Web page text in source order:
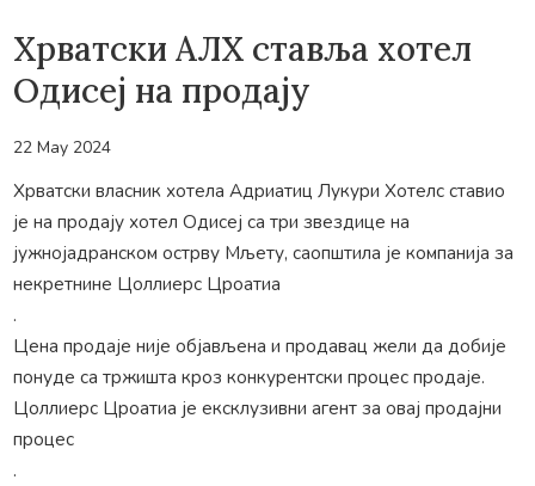
Хрватски АЛХ ставља хотел
Одисеј на продају
22 May 2024
Хрватски власник хотела Адриатиц Лукури Хотелс ставио
је на продају хотел Одисеј са три звездице на
јужнојадранском острву Мљету, саопштила је компанија за
некретнине Цоллиерс Цроатиа
.
Цена продаје није објављена и продавац жели да добије
понуде са тржишта кроз конкурентски процес продаје.
Цоллиерс Цроатиа је ексклузивни агент за овај продајни
процес
.